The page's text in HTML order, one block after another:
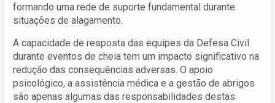
formando uma rede de suporte fundamental durante
situações de alagamento.
A capacidade de resposta das equipes da Defesa Civil
durante eventos de cheia tem um impacto significativo na
redução das consequências adversas. O apoio
psicológico, a assistência médica e a gestão de abrigos
são apenas algumas das responsabilidades destas